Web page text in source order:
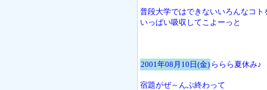
普段大学ではできないいろんなコト
いっぱい吸収してこよーっと
2001年08月10日(金) ららら夏休み♪
宿題がぜ～んぶ終わって